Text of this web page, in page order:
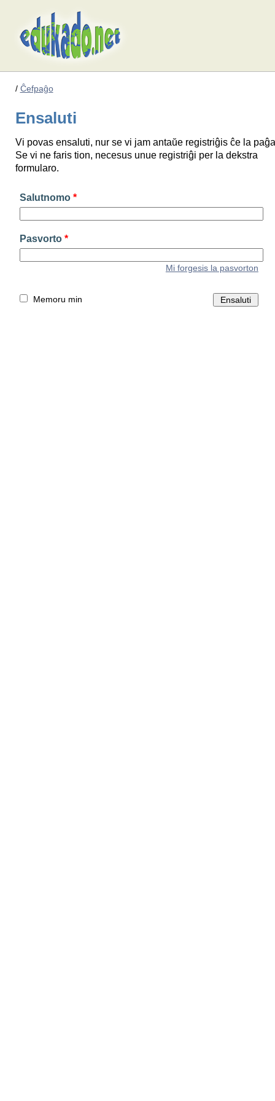
/ Ĉefpaĝo
Ensaluti
Vi povas ensaluti, nur se vi jam antaŭe registriĝis ĉe la
Se vi ne faris tion, necesus unue registriĝi per la dekstra
formularo.
Salutnomo *
Pasvorto *
Mi forgesis la pasvorton
Memoru min